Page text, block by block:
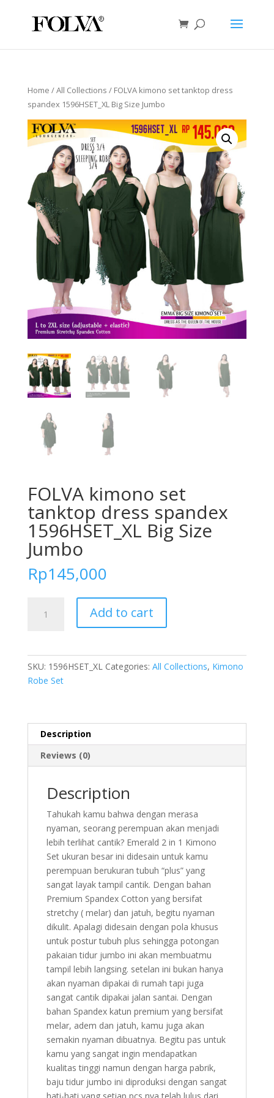
Home /All Collections / FOLVA kimono set tanktop dress
spandex 1596HSET_XL Big Size Jumbo
FOLVA kimono set
tanktop dress spandex
1596HSET_XL Big Size
Jumbo
Rp145,000
kimono
spandex
Jumbo
quantity
Add to cart
SKU: 1596HSET_XL Categories: All Collections, Kimono
Robe Set
Description
Reviews (0)
Description
Tahukah kamu bahwa dengan merasa
nyaman, seorang perempuan akan menjadi
lebih terlihat cantik? Emerald 2 in 1 Kimono
Set ukuran besar ini didesain untuk kamu
perempuan berukuran tubuh “plus” yang
sangat layak tampil cantik. Dengan bahan
Premium Spandex Cotton yang bersifat
stretchy ( melar) dan jatuh, begitu nyaman
dikulit. Apalagi didesain dengan pola khusus
untuk postur tubuh plus sehingga potongan
pakaian tidur jumbo ini akan membuatmu
tampil lebih langsing. setelan ini bukan hanya
akan nyaman dipakai di rumah tapi juga
sangat cantik dipakai jalan santai. Dengan
bahan Spandex katun premium yang bersifat
melar, adem dan jatuh, kamu juga akan
semakin nyaman dibuatnya. Begitu pas untuk
kamu yang sangat ingin mendapatkan
kualitas tinggi namun dengan harga pabrik,
baju tidur jumbo ini diproduksi dengan sangat